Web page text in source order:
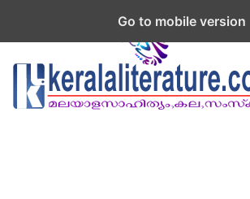
Go to mobile version